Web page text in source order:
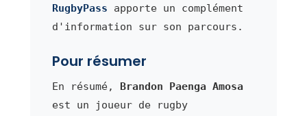
RugbyPass apporte un complément
d'information sur son parcours.
Pour résumer
En résumé, Brandon Paenga Amosa
est un joueur de rugby